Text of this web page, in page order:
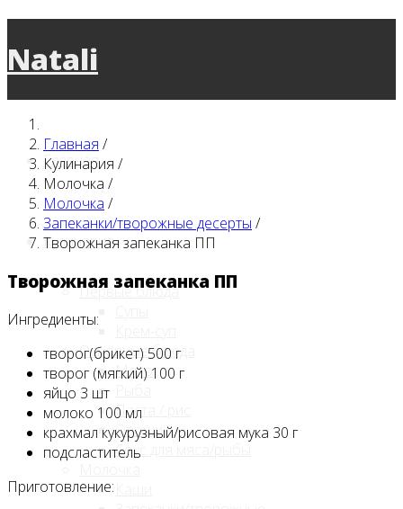
Natali
Главная
Кулинария
Первые блюда
Основные блюда
Мясо
Паста / рис
Овощи
Соус для мяса/рыбы
Главная /
Кулинария /
Молочка /
Молочка /
Запеканки/творожные десерты /
Творожная запеканка ПП
Творожная запеканка ПП
Ингредиенты:
творог(брикет) 500 г
творог (мягкий) 100 г
яйцо 3 шт
молоко 100 мл
крахмал кукурузный/рисовая мука 30 г
подсластитель
Приготовление: